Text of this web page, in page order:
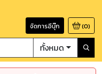
จัดการอีบุ๊ก (0)
ทั้งหมด